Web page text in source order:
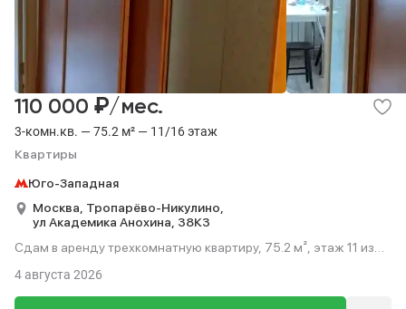
3-комн.кв. — 75.2 м² — 11/16 этаж
Квартиры
110 000 ₽/мес.
Юго-Западная
Москва, Тропарёво-Никулино,
ул Академика Анохина, 38К3
Сдам в аренду трехкомнатную квартиру, 75.2 м², этаж 11 из
4 августа 2026